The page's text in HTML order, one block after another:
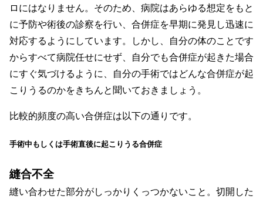
ロにはなりません。そのため、病院はあらゆる想定をもと
に予防や術後の診察を行い、合併症を早期に発見し迅速に
対応するようにしています。しかし、自分の体のことです
からすべて病院任せにせず、自分でも合併症が起きた場合
にすぐ気づけるように、自分の手術ではどんな合併症が起
こりうるのかをきちんと聞いておきましょう。
比較的頻度の高い合併症は以下の通りです。
手術中もしくは手術直後に起こりうる合併症
縫合不全
縫い合わせた部分がしっかりくっつかないこと。切開した